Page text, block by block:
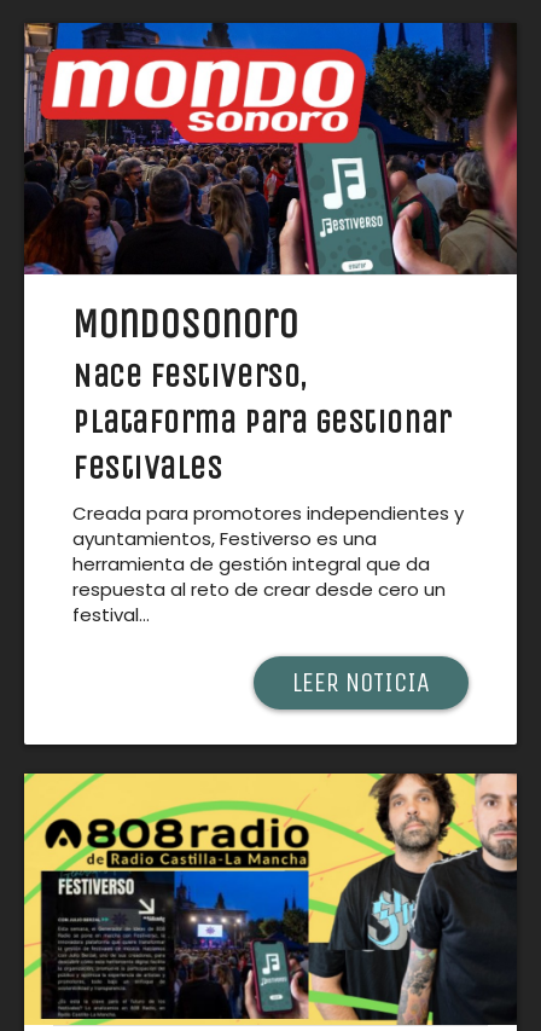
Mondosonoro
Nace Festiverso,
plataforma para gestionar
festivales
Creada para promotores independientes y
ayuntamientos, Festiverso es una
herramienta de gestión integral que da
respuesta al reto de crear desde cero un
festival...
LEER NOTICIA